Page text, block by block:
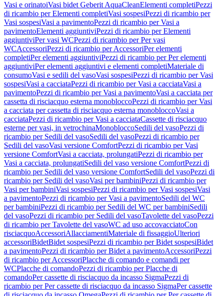
Vasi e orinatoiVasi bidet Geberit AquaCleanElementi completiPezzi
di ricambio per Elementi completiVasi sospesiPezzi di ricambio per
Vasi sospesiVasi a pavimentoPezzi di ricambio per Vasi a
pavimentoElementi aggiuntiviPezzi di ricambio per Elementi
aggiuntiviPer vasi WCPezzi di ricambio per Per vasi
WCAccessoriPezzi di ricambio per AccessoriPer elementi
completiPer elementi aggiuntiviPezzi di ricambio per Per elementi
aggiuntiviPer elementi aggiuntivi e elementi completiMateriale di
consumoVasi e sedili del vasoVasi sospesiPezzi di ricambio per Vasi
sospesiVasi a cacciataPezzi di ricambio per Vasi a cacciataVasi a
pavimentoPezzi di ricambio per Vasi a pavimentoVasi a cacciata per
cassetta di risciacquo esterna monobloccoPezzi di ricambio per Vasi
a cacciata per cassetta di risciacquo esterna monobloccoVasi a
cacciataPezzi di ricambio per Vasi a cacciataCassette di risciacquo
esterne per vasi, in vetrochinaMonobloccoSedili del vasoPezzi di
ricambio per Sedili del vasoSedili del vasoPezzi di ricambio per
Sedili del vasoVasi versione ComfortPezzi di ricambio per Vasi
versione ComfortVasi a cacciata, prolungatiPezzi di ricambio per
Vasi a cacciata, prolungatiSedili del vaso versione ComfortPezzi di
ricambio per Sedili del vaso versione ComfortSedili del vasoPezzi di
ricambio per Sedili del vasoVasi per bambiniPezzi di ricambio per
Vasi per bambiniVasi sospesiPezzi di ricambio per Vasi sospesiVasi
a pavimentoPezzi di ricambio per Vasi a pavimentoSedili del WC
per bambiniPezzi di ricambio per Sedili del WC per bambiniSedili
del vasoPezzi di ricambio per Sedili del vasoTavolette del vasoPezzi
di ricambio per Tavolette del vasoWC ad uso accovacciatoCon
risciacquoAccessoriAllacciamentiMateriale di fissaggioUlteriori
accessoriBidetBidet sospesiPezzi di ricambio per Bidet sospesiBidet
a pavimentoPezzi di ricambio per Bidet a pavimentoAccessoriPezzi
di ricambio per AccessoriPlacche di comando e comandi per
WCPlacche di comandoPezzi di ricambio per Placche di
comandoPer cassette di risciacquo da incasso SigmaPezzi di
ricambio per Per cassette di risciacquo da incasso SigmaPer cassette